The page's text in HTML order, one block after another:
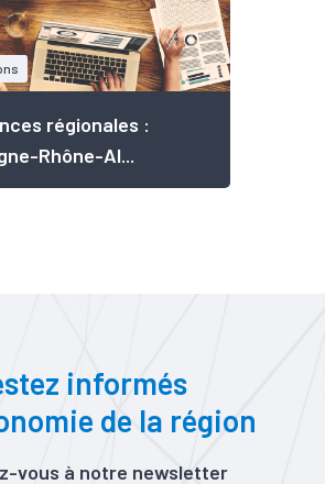
régionales :
Rhône-Al...
informés
de la région
vous à notre newsletter